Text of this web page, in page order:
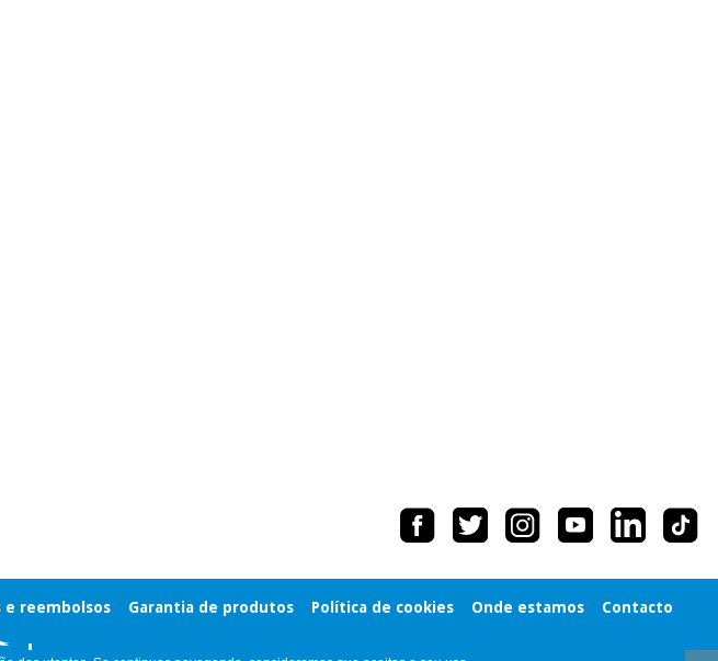
e reembolsos Garantia de produtos Política de cookies Onde estamos Contacto